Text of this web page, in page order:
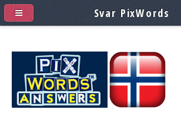
Svar PixWords